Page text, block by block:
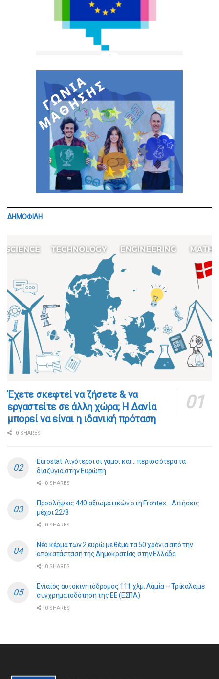
ΔΗΜΟΦΙΛΗ
​​Έχετε σκεφτεί να ζήσετε & να
εργαστείτε σε άλλη χώρα; Η Δανία
μπορεί να είναι η ιδανική πρόταση
0 SHARES
Eurostat: Λιγότεροι οι γάμοι και… περισσότερα τα
διαζύγια στην Ευρώπη
0 SHARES
Προσλήψεις 440 αξιωματικών στη Frontex… Αιτήσεις
μέχρι 22/8
0 SHARES
Νέο κέρμα των 2 ευρώ με θέμα τα 50 χρόνια από την
αποκατάσταση της Δημοκρατίας στην Ελλάδα
0 SHARES
Ενιαίος αυτοκινητόδρομος 111 χλμ. Λαμία – Τρίκαλα με
συγχρηματοδότηση της ΕE (ΕΣΠΑ)
0 SHARES